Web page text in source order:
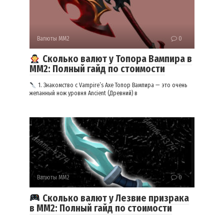
Валюты ММ2 0
Сколько валют у Топора Вампира в
ММ2: Полный гайд по стоимости
1. Знакомство с Vampire’s Axe Топор Вампира — это очень
желанный нож уровня Ancient (Древний) в
Валюты ММ2 0
Сколько валют у Лезвие призрака
в ММ2: Полный гайд по стоимости